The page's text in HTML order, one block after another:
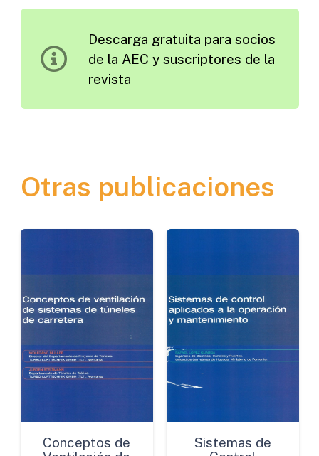
Descarga gratuita para socios
de la AEC y suscriptores de la
revista
Otras publicaciones
Conceptos de
Sistemas de